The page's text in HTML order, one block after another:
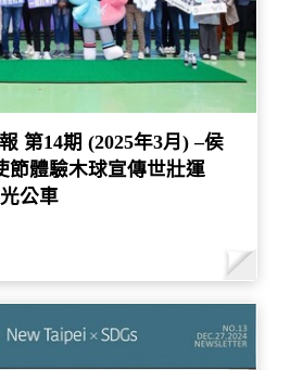
第14期 (2025年3月) –侯
節體驗木球宣傳世壯運
公車